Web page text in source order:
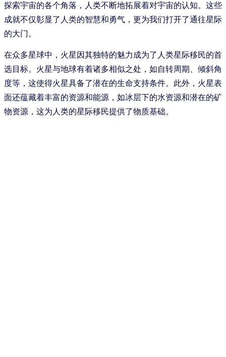
探索宇宙的各个角落，人类不断地拓展着对宇宙的认知。这些
成就不仅彰显了人类的智慧和勇气，更为我们打开了通往星际
的大门。
在众多星球中，火星因其独特的魅力成为了人类星际移民的首
选目标。火星与地球有着诸多相似之处，如自转周期、倾斜角
度等，这使得火星具备了潜在的生命支持条件。此外，火星表
面还蕴藏着丰富的资源和能源，如冰层下的水资源和潜在的矿
物资源，这为人类的星际移民提供了物质基础。